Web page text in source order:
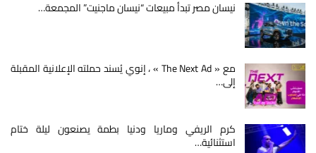
نيسان مصر تبدأ مبيعات “نيسان ماجنيت” المجمعة…
مع « The Next Ad » ، إنوي يُسند حملته الإعلانية المقبلة
إلى…
كرم الريفي وماريا ودنيا بطمة يصنعون ليلة ختام
استثنائية…